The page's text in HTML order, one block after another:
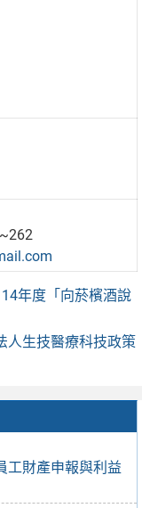
工財產申報與利益
年度「向菸檳酒說
人生技醫療科技政策